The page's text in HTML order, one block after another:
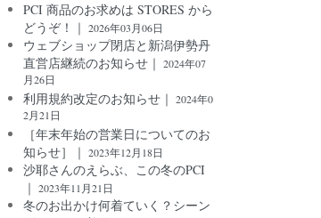
PCI 商品のお求めは STORES から
どうぞ！｜ 2026年03月06日
ウェブショップ閉店と新潟伊勢丹
直営店継続のお知らせ｜ 2024年07
月26日
利用規約改定のお知らせ｜ 2024年0
2月21日
［年末年始の営業日についてのお
知らせ］｜ 2023年12月18日
沙耶さんのえらぶ、この冬のPCI
｜ 2023年11月21日
冬のお出かけ何着ていく？シーン